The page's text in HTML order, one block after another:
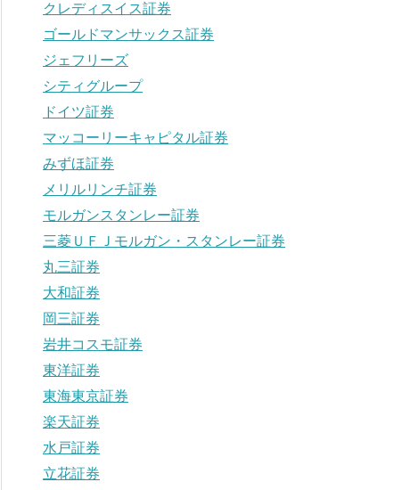
クレディスイス証券
ゴールドマンサックス証券
ジェフリーズ
シティグループ
ドイツ証券
マッコーリーキャピタル証券
みずほ証券
メリルリンチ証券
モルガンスタンレー証券
三菱ＵＦＪモルガン・スタンレー証券
丸三証券
大和証券
岡三証券
岩井コスモ証券
東洋証券
東海東京証券
楽天証券
水戸証券
立花証券